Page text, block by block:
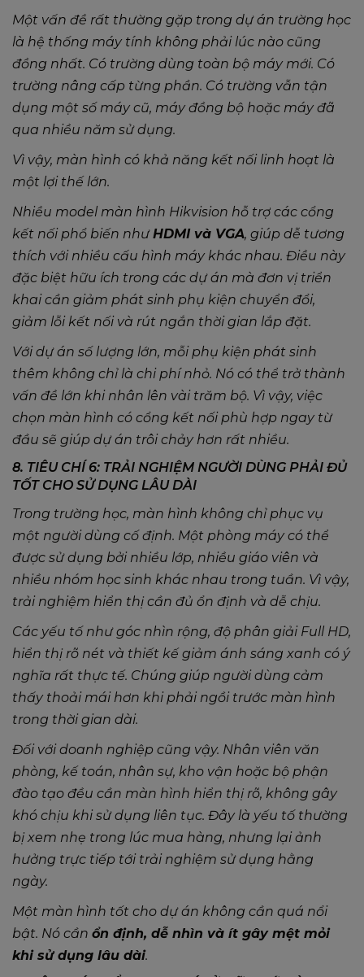
Một vấn đề rất thường gặp trong dự án trường học
là hệ thống máy tính không phải lúc nào cũng
đồng nhất. Có trường dùng toàn bộ máy mới. Có
trường nâng cấp từng phần. Có trường vẫn tận
dụng một số máy cũ, máy đồng bộ hoặc máy đã
qua nhiều năm sử dụng.
Vì vậy, màn hình có khả năng kết nối linh hoạt là
một lợi thế lớn.
Nhiều model màn hình Hikvision hỗ trợ các cổng
kết nối phổ biến nhưHDMI và VGA, giúp dễ tương
thích với nhiều cấu hình máy khác nhau. Điều này
đặc biệt hữu ích trong các dự án mà đơn vị triển
khai cần giảm phát sinh phụ kiện chuyển đổi,
giảm lỗi kết nối và rút ngắn thời gian lắp đặt.
Với dự án số lượng lớn, mỗi phụ kiện phát sinh
thêm không chỉ là chi phí nhỏ. Nó có thể trở thành
vấn đề lớn khi nhân lên vài trăm bộ. Vì vậy, việc
chọn màn hình có cổng kết nối phù hợp ngay từ
đầu sẽ giúp dự án trôi chảy hơn rất nhiều.
8. TIÊU CHÍ 6: TRẢI NGHIỆM NGƯỜI DÙNG PHẢI ĐỦ
TỐT CHO SỬ DỤNG LÂU DÀI
Trong trường học, màn hình không chỉ phục vụ
một người dùng cố định. Một phòng máy có thể
được sử dụng bởi nhiều lớp, nhiều giáo viên và
nhiều nhóm học sinh khác nhau trong tuần. Vì vậy,
trải nghiệm hiển thị cần đủ ổn định và dễ chịu.
Các yếu tố như góc nhìn rộng, độ phân giải Full HD,
hiển thị rõ nét và thiết kế giảm ánh sáng xanh có ý
nghĩa rất thực tế. Chúng giúp người dùng cảm
thấy thoải mái hơn khi phải ngồi trước màn hình
trong thời gian dài.
Đối với doanh nghiệp cũng vậy. Nhân viên văn
phòng, kế toán, nhân sự, kho vận hoặc bộ phận
đào tạo đều cần màn hình hiển thị rõ, không gây
khó chịu khi sử dụng liên tục. Đây là yếu tố thường
bị xem nhẹ trong lúc mua hàng, nhưng lại ảnh
hưởng trực tiếp tới trải nghiệm sử dụng hằng
ngày.
Một màn hình tốt cho dự án không cần quá nổi
bật. Nó cần ổn định, dễ nhìn và ít gây mệt mỏi
khi sử dụng lâu dài.